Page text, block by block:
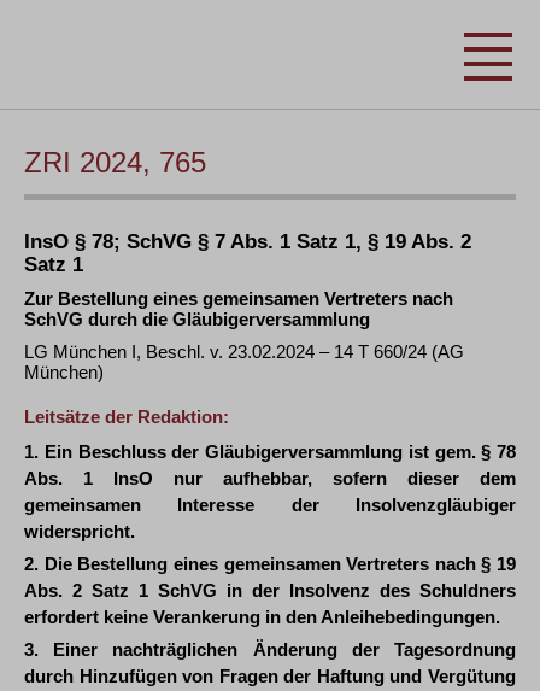
ZRI 2024, 765
InsO § 78; SchVG § 7 Abs. 1 Satz 1, § 19 Abs. 2
Satz 1
Zur Bestellung eines gemeinsamen Vertreters nach
SchVG durch die Gläubigerversammlung
LG München I, Beschl. v. 23.02.2024 – 14 T 660/24 (AG
München)
Leitsätze der Redaktion:
1. Ein Beschluss der Gläubigerversammlung ist gem. § 78
Abs. 1 InsO nur aufhebbar, sofern dieser dem
gemeinsamen Interesse der Insolvenzgläubiger
widerspricht.
2. Die Bestellung eines gemeinsamen Vertreters nach § 19
Abs. 2 Satz 1 SchVG in der Insolvenz des Schuldners
erfordert keine Verankerung in den Anleihebedingungen.
3. Einer nachträglichen Änderung der Tagesordnung
durch Hinzufügen von Fragen der Haftung und Vergütung